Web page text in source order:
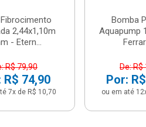
2,44x1,10m
- Etern...
R$ 79,90
R$ 74,90
7x de R$ 10,70
Bomba
Aquapump
De: R$
Por:
ou em até